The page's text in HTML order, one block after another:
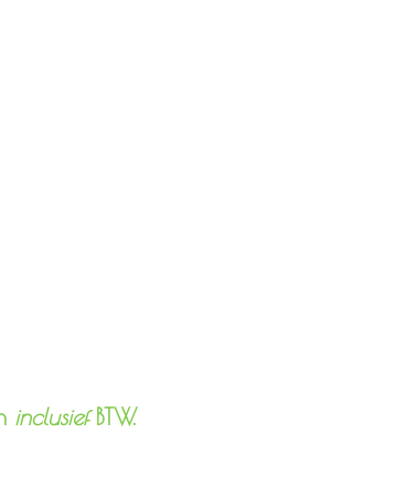
inclusiefBTW.